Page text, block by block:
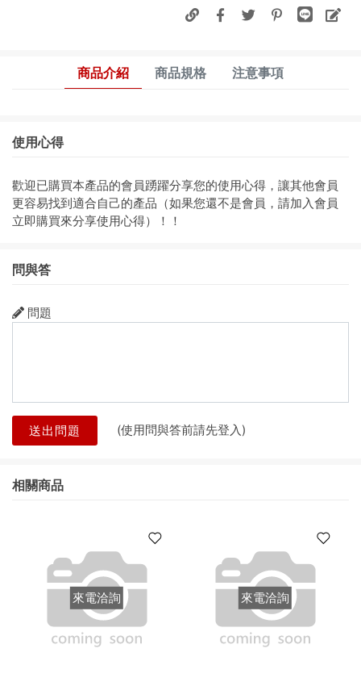
商品介紹 商品規格 注意事項
使用心得
歡迎已購買本產品的會員踴躍分享您的使用心得，讓其他會員
更容易找到適合自己的產品（如果您還不是會員，請加入會員
立即購買來分享使用心得）！！
問與答
問題
送出問題 (使用問與答前請先登入)
相關商品
來電洽詢 來電洽詢